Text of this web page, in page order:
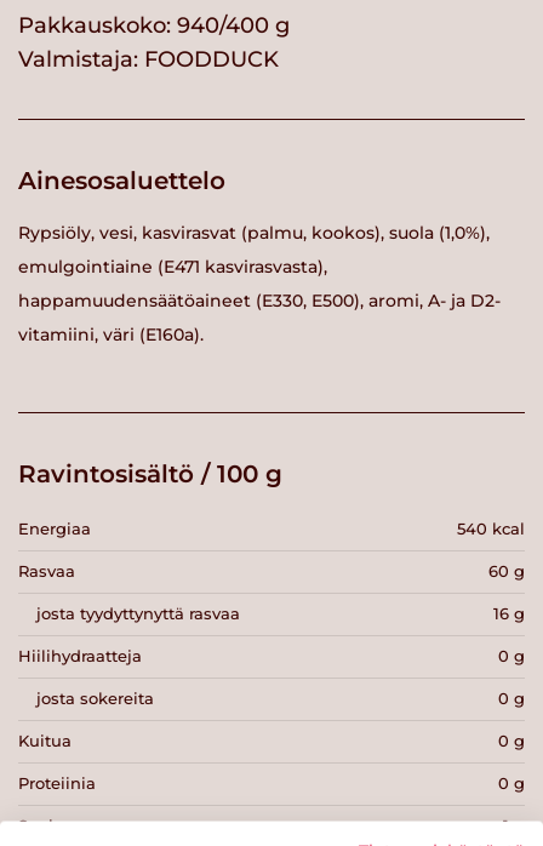
Pakkauskoko: 940/400 g
Valmistaja: FOODDUCK
Ainesosaluettelo
Rypsiöly, vesi, kasvirasvat (palmu, kookos), suola (1,0%),
emulgointiaine (E471 kasvirasvasta),
happamuudensäätöaineet (E330, E500), aromi, A- ja D2-
vitamiini, väri (E160a).
Ravintosisältö / 100 g
Energiaa 540 kcal
Rasvaa 60 g
josta tyydyttynyttä rasvaa 16 g
Hiilihydraatteja 0 g
josta sokereita 0 g
Kuitua 0 g
Proteiinia 0 g
Suolaa 1 g